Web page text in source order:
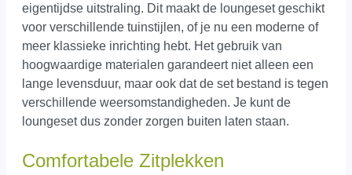
eigentijdse uitstraling. Dit maakt de loungeset geschikt
voor verschillende tuinstijlen, of je nu een moderne of
meer klassieke inrichting hebt. Het gebruik van
hoogwaardige materialen garandeert niet alleen een
lange levensduur, maar ook dat de set bestand is tegen
verschillende weersomstandigheden. Je kunt de
loungeset dus zonder zorgen buiten laten staan.
Comfortabele Zitplekken